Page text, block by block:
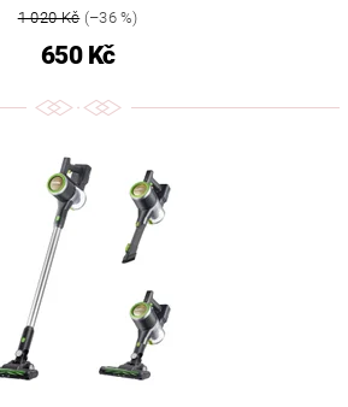
1 020 Kč(–36 %)
650 Kč